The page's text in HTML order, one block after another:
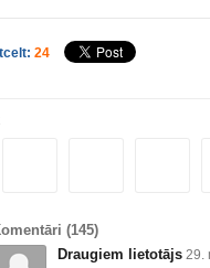
24
(145)
Draugiem lietotājs 29.